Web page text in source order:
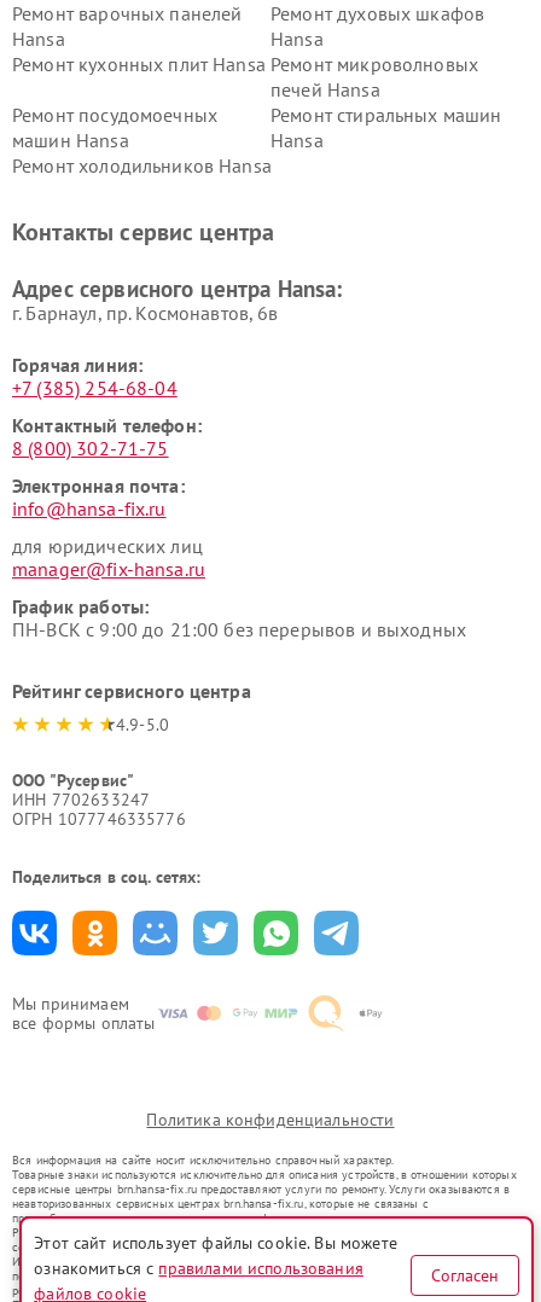
Мы принимаем
все формы оплаты
Ремонт варочных панелей
Hansa
Ремонт духовых шкафов
Hansa
Ремонт кухонных плит Hansa Ремонт микроволновых
печей Hansa
Ремонт посудомоечных
машин Hansa
Ремонт стиральных машин
Hansa
Ремонт холодильников Hansa
Контакты сервис центра
Адрес сервисного центра Hansa:
г. Барнаул, ​пр. Космонавтов, 6в
Горячая линия:
+7 (385) 254-68-04
Контактный телефон:
8 (800) 302-71-75
Электронная почта:
info@hansa-fix.ru
для юридических лиц
manager@fix-hansa.ru
График работы:
ПН-ВСК с 9:00 до 21:00 без перерывов и выходных
Рейтинг сервисного центра
4.9-5.0
ООО "Русервис"
ИНН 7702633247
ОГРН 1077746335776
Поделиться в соц. сетях:
Политика конфиденциальности
Вся информация на сайте носит исключительно справочный характер.
Товарные знаки используются исключительно для описания устройств, в отношении которых
сервисные центры brn.hansa-fix.ru предоставляют услуги по ремонту. Услуги оказываются в
неавторизованных сервисных центрах brn.hansa-fix.ru, которые не связаны с
правообладателями товарных знаков или их официальными представителями.
Ремонт осуществляется для устройств, уже введенных в гражданский оборот в соответствии
со статьей 1487 ГК РФ.
Использование товарных знаков не преследует цели индивидуализации услуг или введения
потребителей в заблуждение, а служит для информирования о предоставляемых услугах по
ремонту техники указанных брендов.
Этот сайт использует файлы cookie. Вы можете
ознакомиться с правилами использования
файлов cookie
Согласен